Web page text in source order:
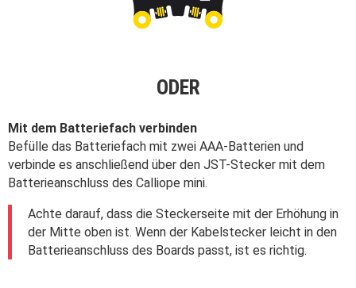
ODER
Mit dem Batteriefach verbinden
Befülle das Batteriefach mit zwei AAA-Batterien und
verbinde es anschließend über den JST-Stecker mit dem
Batterieanschluss des Calliope mini.
Achte darauf, dass die Steckerseite mit der Erhöhung in
der Mitte oben ist. Wenn der Kabelstecker leicht in den
Batterieanschluss des Boards passt, ist es richtig.